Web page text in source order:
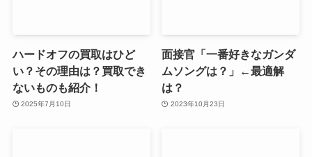
ハードオフの買取はひど
い？その理由は？買取でき
ないものも紹介！
2025年7月10日
面接官「一番好きなガンダ
ムソングは？」←最適解
は？
2023年10月23日